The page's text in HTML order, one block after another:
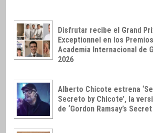
Disfrutar recibe el Grand
Exceptionnel en los
Academia Internacional de
2026
Alberto Chicote estrena
Secreto by Chicote’, la
de ‘Gordon Ramsay’s